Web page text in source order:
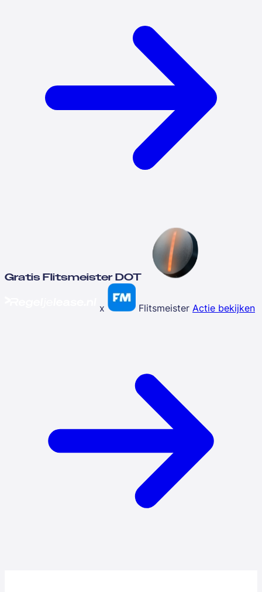
Gratis Flitsmeister DOT
x Flitsmeister Actie bekijken